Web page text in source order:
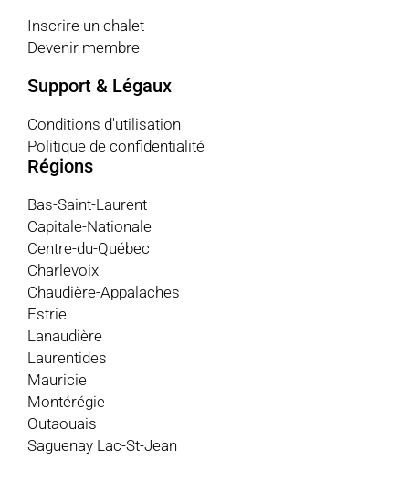
Inscrire un chalet
Devenir membre
Support & Légaux
Conditions d'utilisation
Politique de confidentialité
Régions
Bas-Saint-Laurent
Capitale-Nationale
Centre-du-Québec
Charlevoix
Chaudière-Appalaches
Estrie
Lanaudière
Laurentides
Mauricie
Montérégie
Outaouais
Saguenay Lac-St-Jean